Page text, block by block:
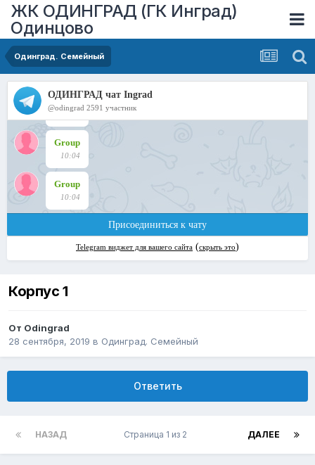
ЖК ОДИНГРАД (ГК Инград)
Одинцово
Одинград. Семейный
Корпус 1
От Odingrad
28 сентября, 2019 в Одинград. Семейный
Ответить
НАЗАД ДАЛЕЕ
Страница 1 из 2